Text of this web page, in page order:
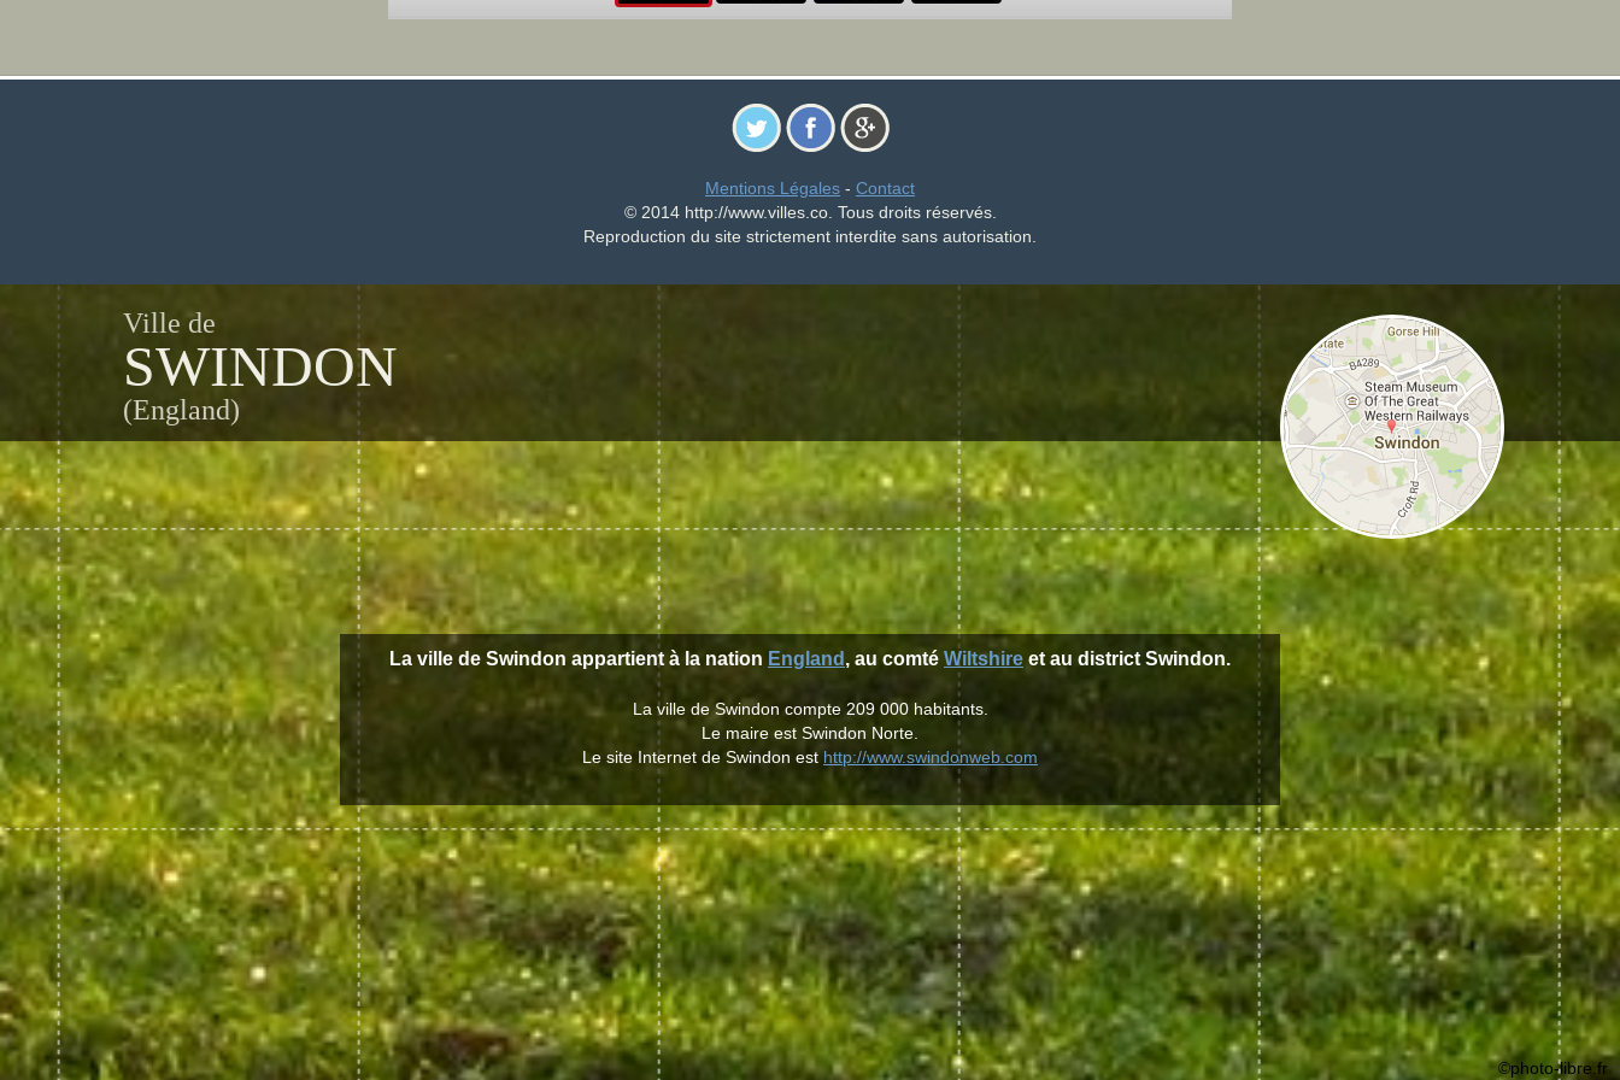
Mentions Légales - Contact
© 2014 http://www.villes.co. Tous droits réservés.
Reproduction du site strictement interdite sans autorisation.
Ville de
SWINDON
(England)
La ville de Swindon appartient à la nation England , au comté Wiltshire et au district Swindon.
La ville de Swindon compte 209 000 habitants.
Le maire est Swindon Norte.
Le site Internet de Swindon est http://www.swindonweb.com
©photo-libre.fr